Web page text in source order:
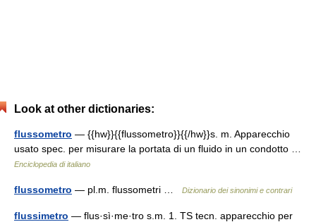
Look at other dictionaries:
flussometro — {{hw}}{{flussometro}}{{/hw}}s. m. Apparecchio
usato spec. per misurare la portata di un fluido in un condotto …
Enciclopedia di italiano
flussometro — pl.m. flussometri … Dizionario dei sinonimi e contrari
flussimetro — flus·sì·me·tro s.m. 1. TS tecn. apparecchio per